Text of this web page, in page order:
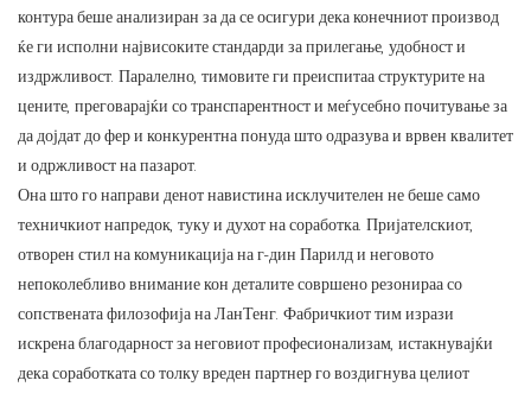
контура беше анализиран за да се осигури дека конечниот производ
ќе ги исполни највисоките стандарди за прилегање, удобност и
издржливост. Паралелно, тимовите ги преиспитаа структурите на
цените, преговарајќи со транспарентност и меѓусебно почитување за
да дојдат до фер и конкурентна понуда што одразува и врвен квалитет
и одржливост на пазарот.
Она што го направи денот навистина исклучителен не беше само
техничкиот напредок, туку и духот на соработка. Пријателскиот,
отворен стил на комуникација на г-дин Парилд и неговото
непоколебливо внимание кон деталите совршено резонираа со
сопствената филозофија на ЛанТенг. Фабричкиот тим изрази
искрена благодарност за неговиот професионализам, истакнувајќи
дека соработката со толку вреден партнер го воздигнува целиот